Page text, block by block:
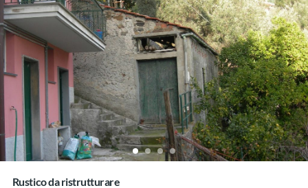
Rustico da ristrutturare